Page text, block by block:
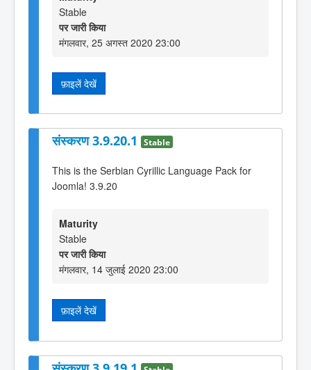
Stable
पर जारी किया
मंगलवार, 25 अगस्त 2020 23:00
फ़ाइलें देखें
संस्करण 3.9.20.1 Stable
This is the Serbian Cyrillic Language Pack for
Joomla! 3.9.20
Maturity
Stable
पर जारी किया
मंगलवार, 14 जुलाई 2020 23:00
फ़ाइलें देखें